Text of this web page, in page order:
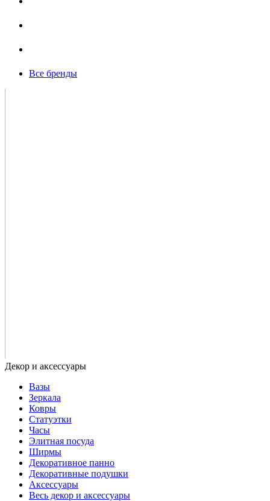
Вазы
Зеркала
Ковры
Статуэтки
Часы
Элитная посуда
Ширмы
Декоративное панно
Декоративные подушки
Аксессуары